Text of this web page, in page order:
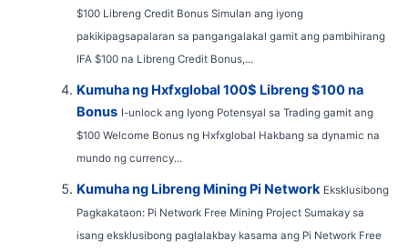
$100 Libreng Credit Bonus Simulan ang iyong
pakikipagsapalaran sa pangangalakal gamit ang pambihirang
IFA $100 na Libreng Credit Bonus,...
Kumuha ng Hxfxglobal 100$ Libreng $100 na
Bonus I-unlock ang Iyong Potensyal sa Trading gamit ang
$100 Welcome Bonus ng Hxfxglobal Hakbang sa dynamic na
mundo ng currency...
Kumuha ng Libreng Mining Pi Network Eksklusibong
Pagkakataon: Pi Network Free Mining Project Sumakay sa
isang eksklusibong paglalakbay kasama ang Pi Network Free